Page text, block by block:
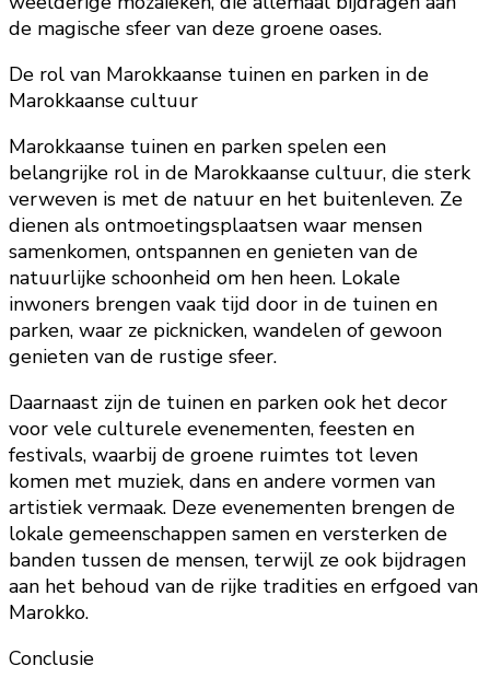
de magische sfeer van deze groene oases.
De rol van Marokkaanse tuinen en parken in de
Marokkaanse cultuur
Marokkaanse tuinen en parken spelen een
belangrijke rol in de Marokkaanse cultuur, die sterk
verweven is met de natuur en het buitenleven. Ze
dienen als ontmoetingsplaatsen waar mensen
samenkomen, ontspannen en genieten van de
natuurlijke schoonheid om hen heen. Lokale
inwoners brengen vaak tijd door in de tuinen en
parken, waar ze picknicken, wandelen of gewoon
genieten van de rustige sfeer.
Daarnaast zijn de tuinen en parken ook het decor
voor vele culturele evenementen, feesten en
festivals, waarbij de groene ruimtes tot leven
komen met muziek, dans en andere vormen van
artistiek vermaak. Deze evenementen brengen de
lokale gemeenschappen samen en versterken de
banden tussen de mensen, terwijl ze ook bijdragen
aan het behoud van de rijke tradities en erfgoed van
Marokko.
Conclusie